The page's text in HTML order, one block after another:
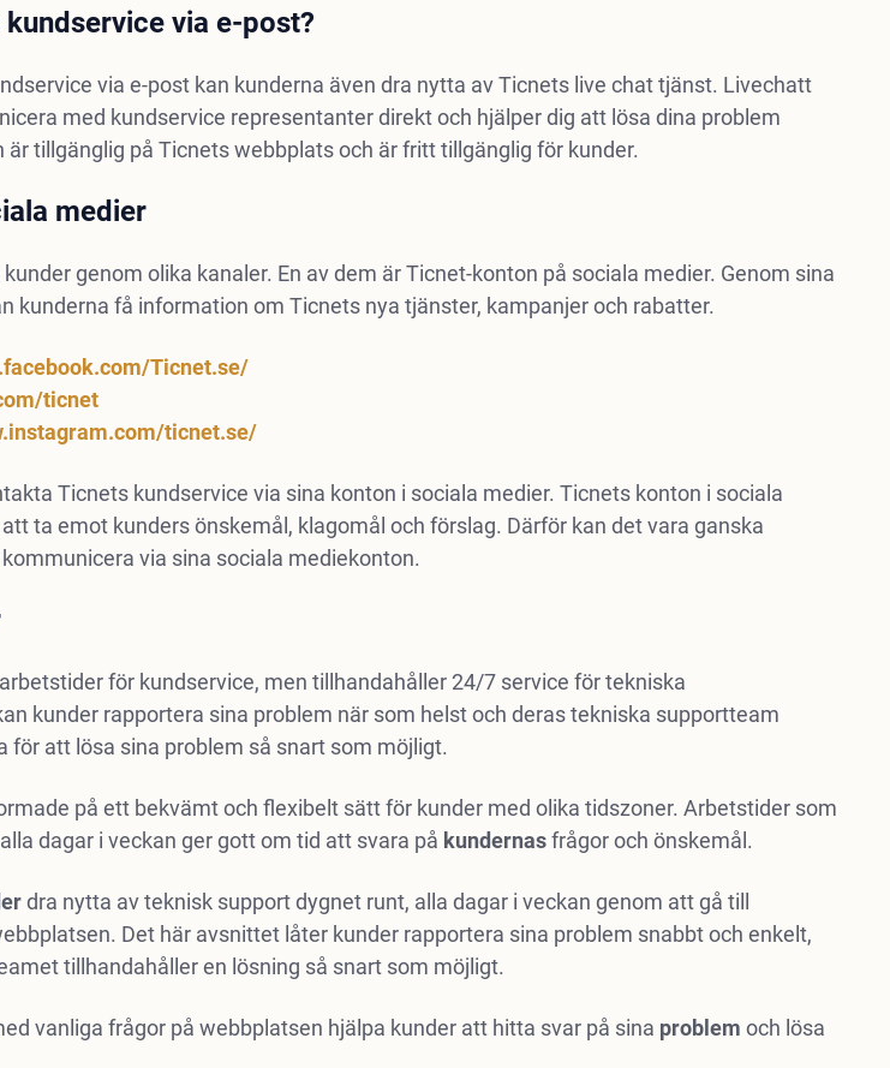
via e-post?
via e-post kan kunderna även dra nytta av Ticnets live chat tjänst. Livechatt
med kundservice representanter direkt och hjälper dig att lösa dina problem
tillgänglig på Ticnets webbplats och är fritt tillgänglig för kunder.
medier
genom olika kanaler. En av dem är Ticnet-konton på sociala medier. Genom sina
kunderna få information om Ticnets nya tjänster, kampanjer och rabatter.
Ticnet.se/
ticnet
ticnet.se/
Ticnets kundservice via sina konton i sociala medier. Ticnets konton i sociala
ta emot kunders önskemål, klagomål och förslag. Därför kan det vara ganska
via sina sociala mediekonton.
för kundservice, men tillhandahåller 24/7 service för tekniska
kunder rapportera sina problem när som helst och deras tekniska supportteam
för att lösa sina problem så snart som möjligt.
på ett bekvämt och flexibelt sätt för kunder med olika tidszoner. Arbetstider som
dagar i veckan ger gott om tid att svara på kundernasfrågor och önskemål.
dra nytta av teknisk support dygnet runt, alla dagar i veckan genom att gå till
Det här avsnittet låter kunder rapportera sina problem snabbt och enkelt,
tillhandahåller en lösning så snart som möjligt.
vanliga frågor på webbplatsen hjälpa kunder att hitta svar på sina problem och lösa